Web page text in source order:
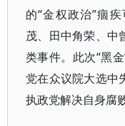
的“金权政治”痼
茂、田中角荣、中
类事件。此次“黑
党在众议院大选中
执政党解决自身腐